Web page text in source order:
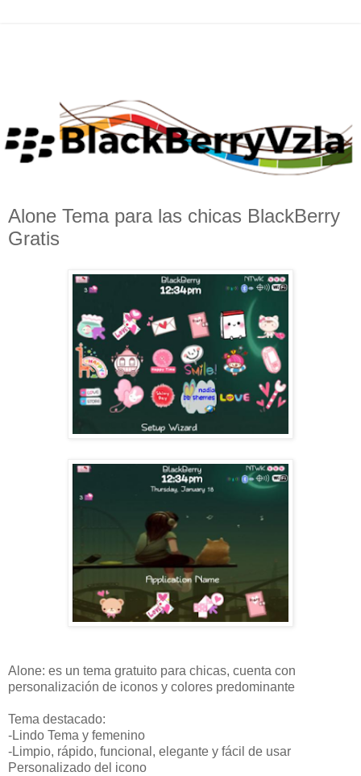
Alone Tema para las chicas BlackBerry
Gratis
Alone: es un tema gratuito para chicas, cuenta con
personalización de iconos y colores predominante
Tema destacado:
-Lindo Tema y femenino
-Limpio, rápido, funcional, elegante y fácil de usar
Personalizado del icono